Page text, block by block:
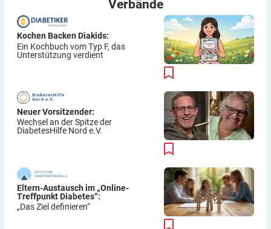
Verbände
Kochen Backen Diakids:
Ein Kochbuch vom Typ F, das
Unterstützung verdient
Neuer Vorsitzender:
Wechsel an der Spitze der
DiabetesHilfe Nord e.V.
Eltern-Austausch im „Online-
Treffpunkt Diabetes“:
„Das Ziel definieren“